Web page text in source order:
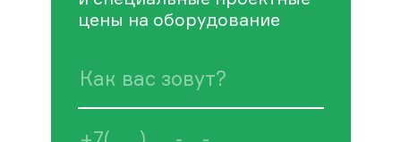
цены на оборудование